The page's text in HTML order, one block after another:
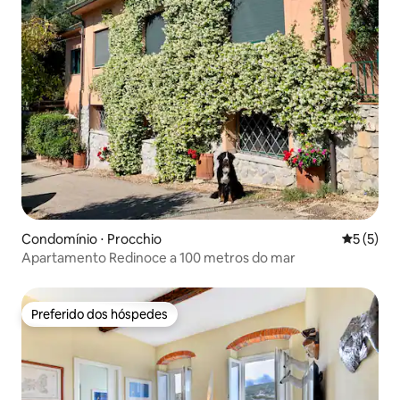
Condomínio ⋅ Procchio 5 de
5 (5)
Apartamento Redinoce a 100 metros do mar
Preferido dos hóspedes
Preferido dos hóspedes